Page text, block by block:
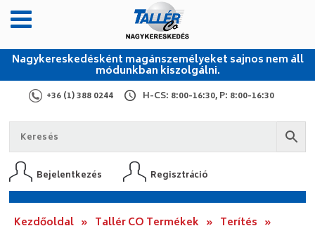
Nagykereskedésként magánszemélyeket sajnos nem áll
módunkban kiszolgálni.
+36 (1) 388 0244 H-CS: 8:00-16:30, P: 8:00-16:30
Bejelentkezés Regisztráció
Kezdőoldal » Tallér CO Termékek » Terítés »